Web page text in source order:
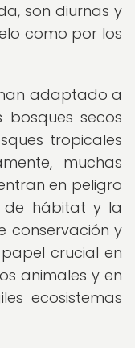
son diurnas y
como por los
adaptado a
bosques secos
tropicales
muchas
en peligro
hábitat y la
conservación y
crucial en
animales y en
ecosistemas